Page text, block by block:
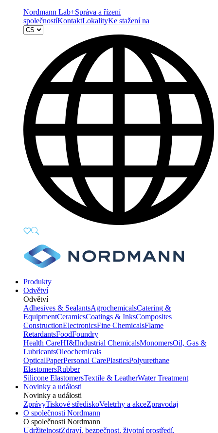
Nordmann Lab+Správa a řízení
společnostíKontaktLokalityKe stažení na
Produkty
Odvětví
Odvětví
Adhesives & SealantsAgrochemicalsCatering &
EquipmentCeramicsCoatings & InksComposites
ConstructionElectronicsFine ChemicalsFlame
RetardantsFoodFoundry
Health CareHI&IIndustrial ChemicalsMonomersOil, Gas &
LubricantsOleochemicals
OpticalPaperPersonal CarePlasticsPolyurethane
ElastomersRubber
Silicone ElastomersTextile & LeatherWater Treatment
Novinky a události
Novinky a události
ZprávyTiskové střediskoVeletrhy a akceZpravodaj
O společnosti Nordmann
O společnosti Nordmann
UdržitelnostZdraví, bezpečnost, životní prostředí,